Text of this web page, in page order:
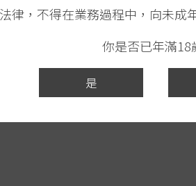
律，不得在業務過程中，向未成
你是否已年滿18
是